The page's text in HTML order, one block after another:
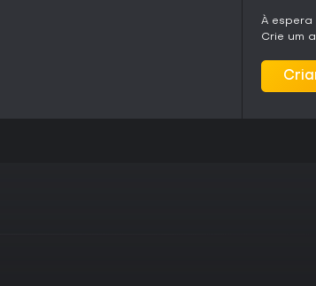
quadra e os modos de carreira oferecem boa
single-player. Quem busca comunidades online ativas
jogável por instalação padrão, e o uso de controle é
À espera
Crie um